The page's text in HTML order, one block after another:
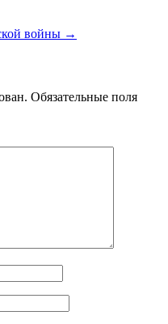
войны →
Обязательные поля